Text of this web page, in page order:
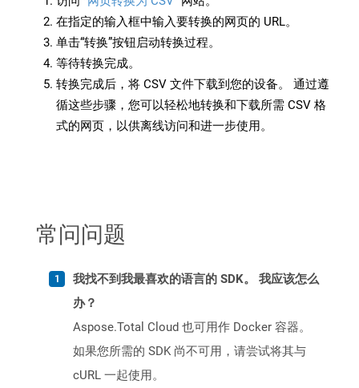
在指定的输入框中输入要转换的网页的 URL。
单击“转换”按钮启动转换过程。
等待转换完成。
转换完成后，将 CSV 文件下载到您的设备。 通过遵
循这些步骤，您可以轻松地转换和下载所需 CSV 格
式的网页，以供离线访问和进一步使用。
常问问题
我找不到我最喜欢的语言的 SDK。 我应该怎么
办？
Aspose.Total Cloud 也可用作 Docker 容器。
如果您所需的 SDK 尚不可用，请尝试将其与
cURL 一起使用。